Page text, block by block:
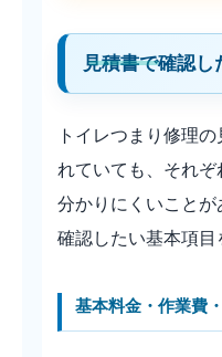
見積書で確認し
トイレつまり修理
れていても、それ
分かりにくいこと
確認したい基本項目
基本料金・作業費